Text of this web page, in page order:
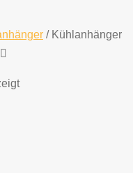
/ Kühlanhänger